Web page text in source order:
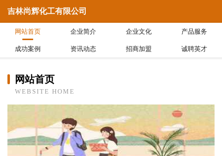
吉林尚辉化工有限公司
网站首页 企业简介 企业文化 产品服务
成功案例 资讯动态 招商加盟 诚聘英才
网站首页
WEBSITE HOME